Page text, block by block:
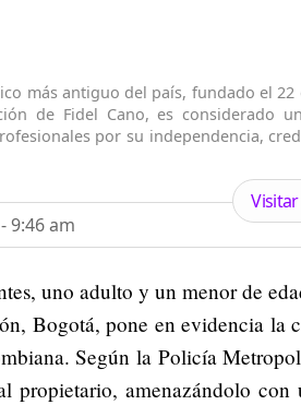
más antiguo del país, fundado el 22
de Fidel Cano, es considerado
por su independencia,
9:46 am
uno adulto y un menor de
Bogotá, pone en evidencia la
Según la Policía
propietario, amenazándolo con